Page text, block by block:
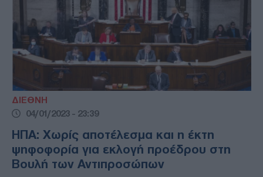
ΔΙΕΘΝΗ
04/01/2023 - 23:39
ΗΠΑ: Χωρίς αποτέλεσμα και η έκτη
ψηφοφορία για εκλογή προέδρου στη
Βουλή των Αντιπροσώπων